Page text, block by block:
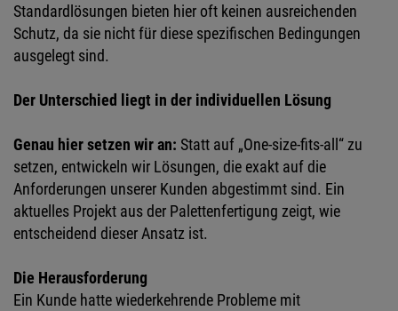
Standardlösungen bieten hier oft keinen ausreichenden
Schutz, da sie nicht für diese spezifischen Bedingungen
ausgelegt sind.
Der Unterschied liegt in der individuellen Lösung
Genau hier setzen wir an: Statt auf „One-size-fits-all“ zu
setzen, entwickeln wir Lösungen, die exakt auf die
Anforderungen unserer Kunden abgestimmt sind. Ein
aktuelles Projekt aus der Palettenfertigung zeigt, wie
entscheidend dieser Ansatz ist.
Die Herausforderung
Ein Kunde hatte wiederkehrende Probleme mit